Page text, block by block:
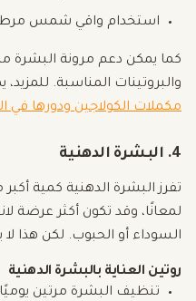
استخدام واقي شمس
كما يمكن دعم مرونة البشرة من
والبروتينات المناسبة.
مكملات الكولاجين ودورها في
4. البشرة الدهنية
تفرز البشرة الدهنية كمية
لمعانًا، وقد تكون أكثر عرضة
السوداء أو الحبوب. لكن هذا لا
روتين العناية بالبشرة الدهنية
تنظيف البشرة مرتين